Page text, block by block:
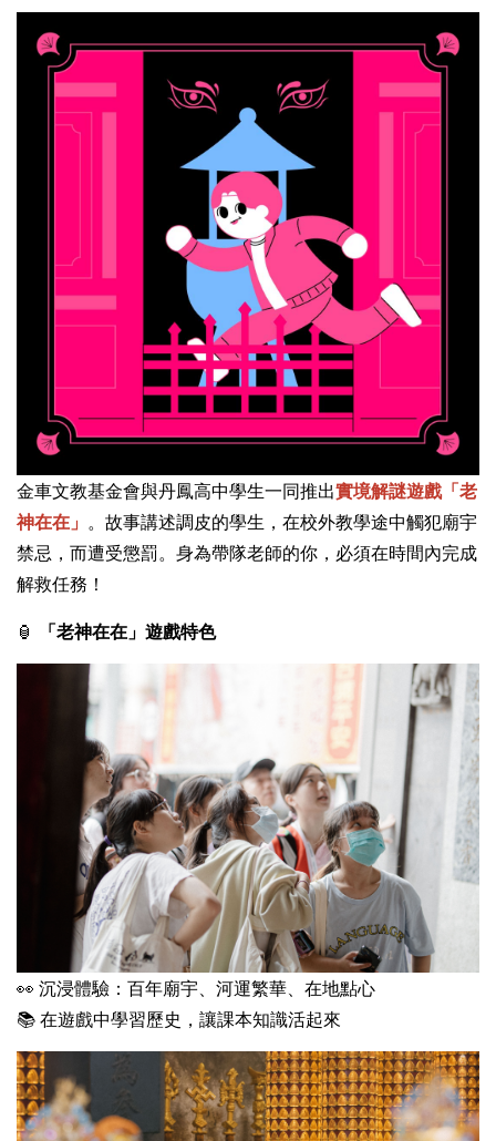
金車文教基金會與丹鳳高中學生一同推出實境解謎遊戲「老
神在在」 。故事講述調皮的學生，在校外教學途中觸犯廟宇
禁忌，而遭受懲罰。身為帶隊老師的你，必須在時間內完成
解救任務！
🏮 「老神在在」遊戲特色
👀 沉浸體驗：百年廟宇、河運繁華、在地點心
📚 在遊戲中學習歷史，讓課本知識活起來